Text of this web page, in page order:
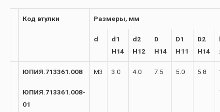
Код втулки Размеры, мм
d
d1
H14
d2
H12
D
H14
D1
H11
D2
H14
ЮПИЯ.713361.008 М3 3.0 4.0 7.5 5.0 5.8
ЮПИЯ.713361.008-
01